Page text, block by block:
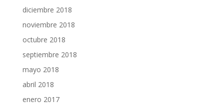
diciembre 2018
noviembre 2018
octubre 2018
septiembre 2018
mayo 2018
abril 2018
enero 2017